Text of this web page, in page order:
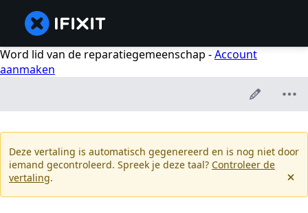
Word lid van de reparatiegemeenschap -Account
aanmaken
Deze vertaling is automatisch gegenereerd en is nog niet door
iemand gecontroleerd. Spreek je deze taal? Controleer de
vertaling.